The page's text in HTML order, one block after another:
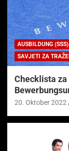
AUSBILDUNG (SSS)
SAVJETI ZA
Checklista
20. Oktober 2022